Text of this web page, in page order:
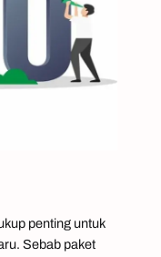
penting untuk
Sebab paket